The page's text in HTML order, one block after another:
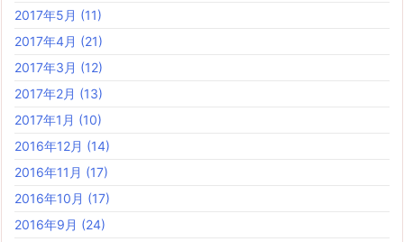
2017年5月 (11)
2017年4月 (21)
2017年3月 (12)
2017年2月 (13)
2017年1月 (10)
2016年12月 (14)
2016年11月 (17)
2016年10月 (17)
2016年9月 (24)